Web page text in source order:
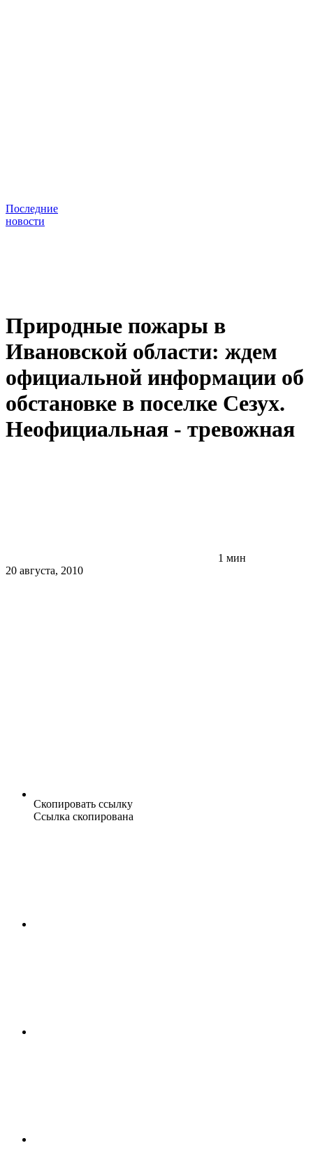
Последние
новости
Природные пожары в
Ивановской области: ждем
официальной информации об
обстановке в поселке Сезух.
Неофициальная - тревожная
1 мин
20 августа, 2010
Скопировать ссылку
Ссылка скопирована